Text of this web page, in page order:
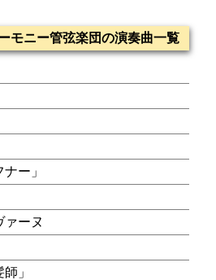
モニー管弦楽団の演奏曲一覧
ー」
ァーヌ
」